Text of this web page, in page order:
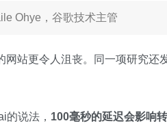
Ohye，谷歌技术主管
网站更令人沮丧。同一项研究还
的说法， 100毫秒的延迟会影响转